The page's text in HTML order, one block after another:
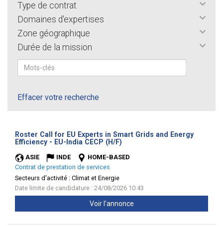
Type de contrat
Domaines d'expertises
Zone géographique
Durée de la mission
Effacer votre recherche
Roster Call for EU Experts in Smart Grids and Energy
Efficiency - EU-India CECP (H/F)
ASIE INDE
HOME-BASED
Contrat de prestation de services
Secteurs d'activité : Climat et Energie
Date limite de candidature : 24/08/2026 10:43
Voir l'annonce